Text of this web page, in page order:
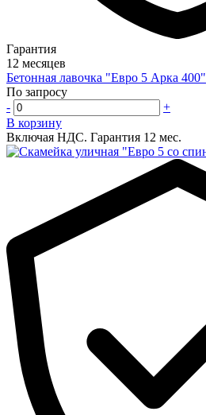
Гарантия
12 месяцев
Бетонная лавочка "Евро 5 Арка 400"
По запросу
-
+
В корзину
Включая НДС. Гарантия 12 мес.